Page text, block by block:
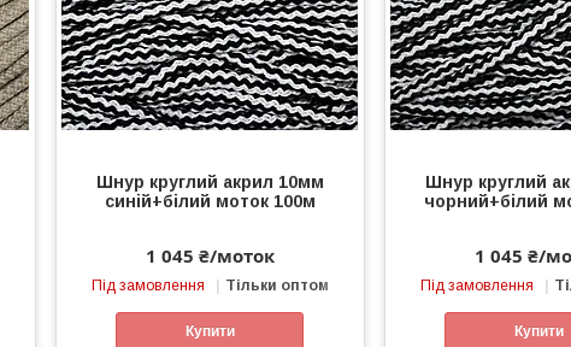
Шнур круглий акрил 10мм
синій+білий моток 100м
1 045 ₴/моток
Під замовлення Тільки оптом
Купити
Шнур круглий
чорний+білий
1 045 ₴/
Під замовлення
Купити